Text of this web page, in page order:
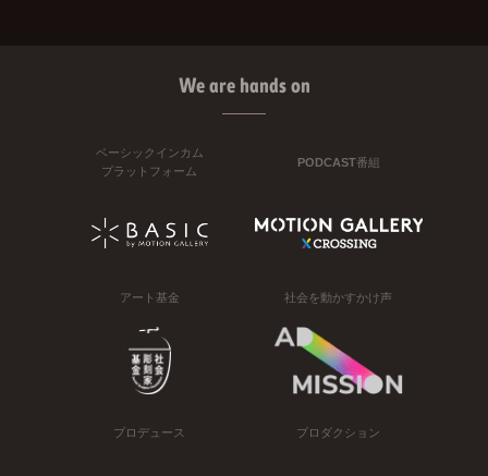
We are hands on
ベーシックインカム
プラットフォーム
PODCAST番組
アート基金 社会を動かすかけ声
プロデュース プロダクション